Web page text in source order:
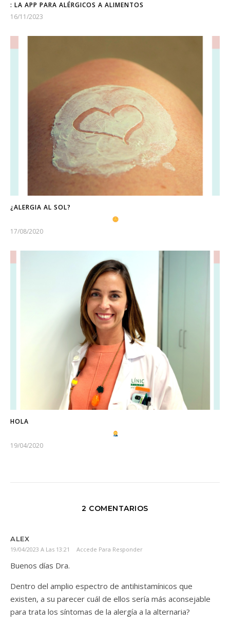
: LA APP PARA ALÉRGICOS A ALIMENTOS
16/11/2023
¿ALERGIA AL SOL?
17/08/2020
HOLA
19/04/2020
2 COMENTARIOS
ALEX
19/04/2023 A Las 13:21 Accede Para Responder
Buenos días Dra.
Dentro del amplio espectro de antihistamínicos que
existen, a su parecer cuál de ellos sería más aconsejable
para trata los síntomas de la alergía a la alternaria?